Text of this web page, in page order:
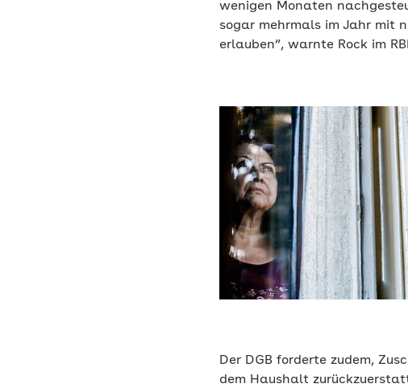
wenigen Monaten
sogar mehrmals im Jahr mit
erlauben“, warnte Rock im
Der DGB forderte zudem,
dem Haushalt